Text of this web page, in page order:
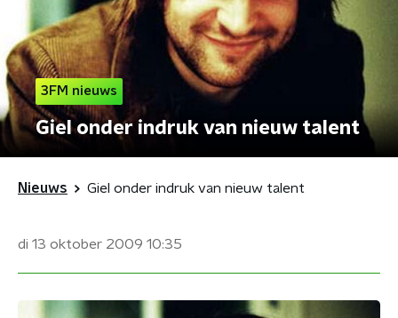
3FM nieuws
Giel onder indruk van nieuw talent
Nieuws Giel onder indruk van nieuw talent
di 13 oktober 2009 10:35